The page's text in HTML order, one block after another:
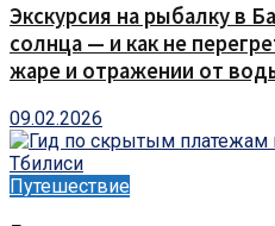
Экскурсия на рыбалку в
солнца — и как не
жаре и отражении от
09.02.2026
Путешествие